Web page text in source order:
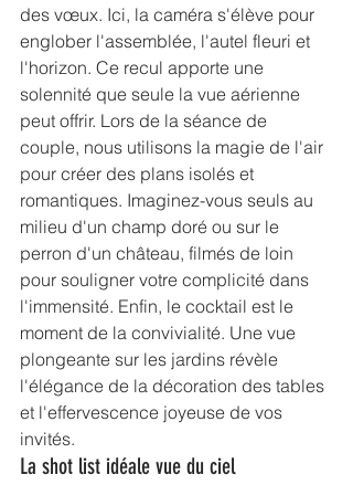
des vœux. Ici, la caméra s'élève pour
englober l'assemblée, l'autel fleuri et
l'horizon. Ce recul apporte une
solennité que seule la vue aérienne
peut offrir. Lors de la séance de
couple, nous utilisons la magie de l'air
pour créer des plans isolés et
romantiques. Imaginez-vous seuls au
milieu d'un champ doré ou sur le
perron d'un château, filmés de loin
pour souligner votre complicité dans
l'immensité. Enfin, le cocktail est le
moment de la convivialité. Une vue
plongeante sur les jardins révèle
l'élégance de la décoration des tables
et l'effervescence joyeuse de vos
invités.
La shot list idéale vue du ciel